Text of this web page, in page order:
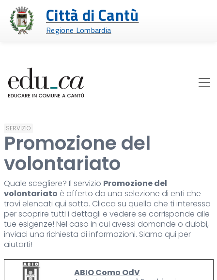
Città di Cantù
Regione Lombardia
SERVIZIO
Promozione del
volontariato
Quale scegliere? Il servizio Promozione del
volontariato è offerto da una selezione di enti che
trovi elencati qui sotto. Clicca su quello che ti interessa
per scoprire tutti i dettagli e vedere se corrisponde alle
tue esigenze! Nel caso in cui avessi domande o dubbi,
inviaci una richiesta di informazioni. Siamo qui per
aiutarti!
ABIO Como OdV